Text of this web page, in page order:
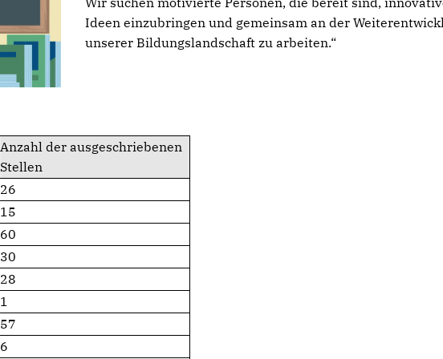
Ideen einzubringen und gemeinsam an der
unserer Bildungslandschaft zu arbeiten.“
Anzahl der ausgeschriebenen
Stellen
26
15
60
30
28
1
57
6